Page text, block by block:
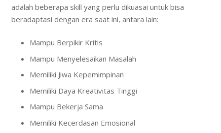
adalah beberapa skill yang perlu dikuasai untuk bisa
beradaptasi dengan era saat ini, antara lain:
Mampu Berpikir Kritis
Mampu Menyelesaikan Masalah
Memiliki Jiwa Kepemimpinan
Memiliki Daya Kreativitas Tinggi
Mampu Bekerja Sama
Memiliki Kecerdasan Emosional